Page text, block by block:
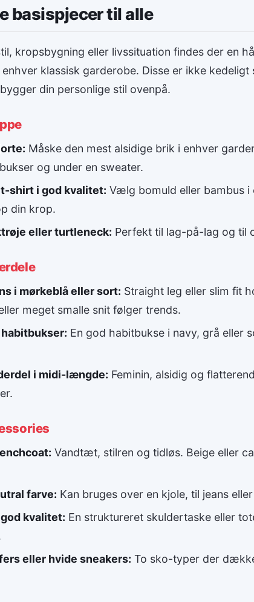
basispjecer til alle
kropsbygning eller livssituation findes der en
klassisk garderobe. Disse er ikke
din personlige stil ovenpå.
Måske den mest alsidige brik i enhver
og under en sweater.
shirt i god kvalitet: Vælg bomuld eller bambus i
din krop.
eller turtleneck: Perfekt til lag-på-lag og til
i mørkeblå eller sort: Straight leg eller slim fit
meget smalle snit følger trends.
En god habitbukse i navy, grå eller
i midi-længde: Feminin, alsidig og
Vandtæt, stilren og tidløs. Beige eller
farve: Kan bruges over en kjole, til jeans
kvalitet: En struktureret skuldertaske eller
eller hvide sneakers: To sko-typer der